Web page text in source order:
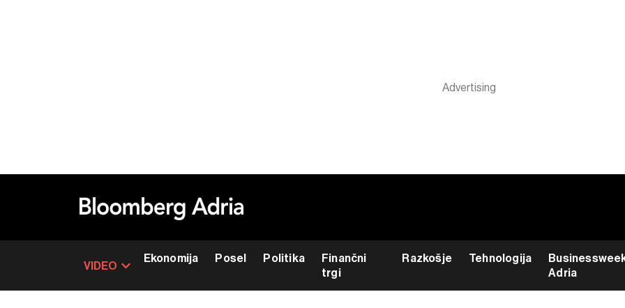
VIDEO
Ekonomija Posel Politika
Finančni
trgi
Razkošje Tehnologija
Adria